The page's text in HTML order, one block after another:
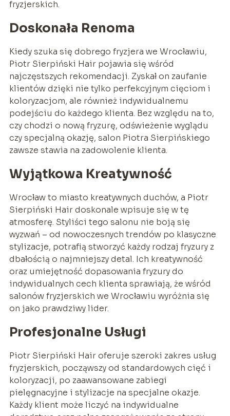
fryzjerskich.
Doskonała Renoma
Kiedy szuka się dobrego fryzjera we Wrocławiu,
Piotr Sierpiński Hair pojawia się wśród
najczęstszych rekomendacji. Zyskał on zaufanie
klientów dzięki nie tylko perfekcyjnym cięciom i
koloryzacjom, ale również indywidualnemu
podejściu do każdego klienta. Bez względu na to,
czy chodzi o nową fryzurę, odświeżenie wyglądu
czy specjalną okazję, salon Piotra Sierpińskiego
zawsze stawia na zadowolenie klienta.
Wyjątkowa Kreatywność
Wrocław to miasto kreatywnych duchów, a Piotr
Sierpiński Hair doskonale wpisuje się w tę
atmosferę. Styliści tego salonu nie boją się
wyzwań – od nowoczesnych trendów po klasyczne
stylizacje, potrafią stworzyć każdy rodzaj fryzury z
dbałością o najmniejszy detal. Ich kreatywność
oraz umiejętność dopasowania fryzury do
indywidualnych cech klienta sprawiają, że wśród
salonów fryzjerskich we Wrocławiu wyróżnia się
on jako prawdziwy lider.
Profesjonalne Usługi
Piotr Sierpiński Hair oferuje szeroki zakres usług
fryzjerskich, począwszy od standardowych cięć i
koloryzacji, po zaawansowane zabiegi
pielęgnacyjne i stylizacje na specjalne okazje.
Każdy klient może liczyć na indywidualne